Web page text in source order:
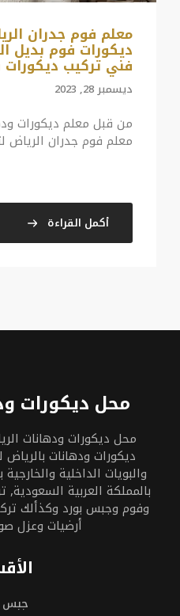
ديكورات فوم بديل
فني تركيب ديكورات
ديسمبر 28, 2023
من قبل معلم ديكورات
معلم فوم جدران الرياض
أكمل القراءة
محل ديكورات
محل ديكورات ودهانات
ديكورات ودهانات بالرياض
والبويات الداخلية
بالمملكة العربية
وفوم وجبس بورد وكذألك
أرضيات وعزل
جبس